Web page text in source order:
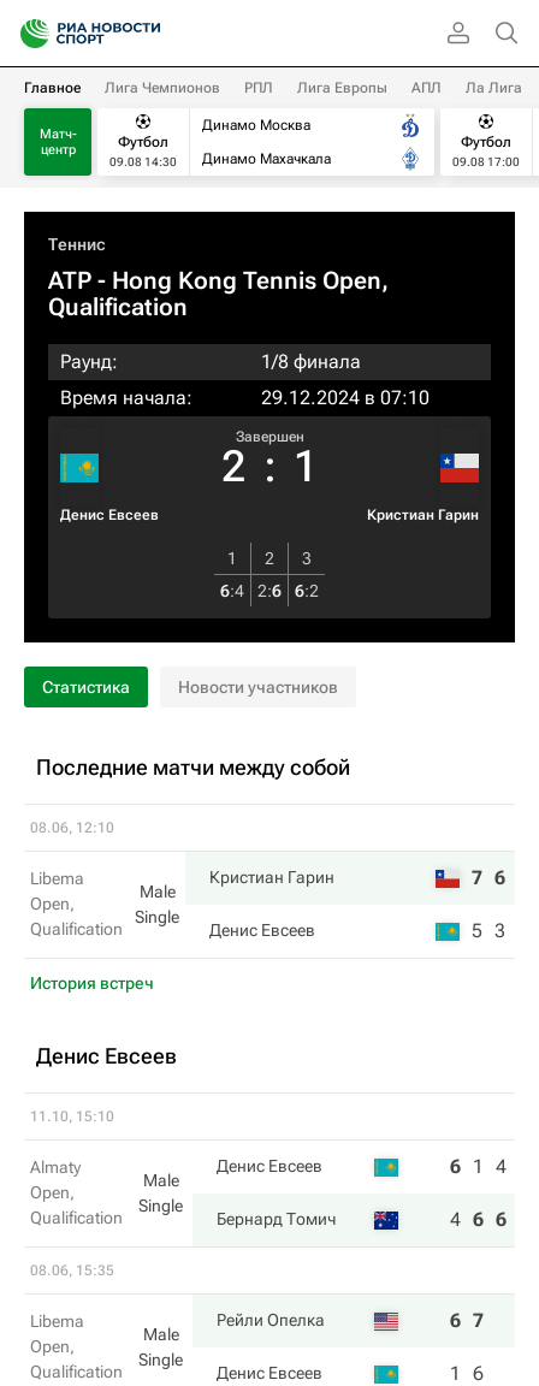
Главное Лига Чемпионов РПЛ Лига Европы АПЛ Ла Лига
Матч-
центр
Футбол
09.08 14:30
Динамо Москва
Динамо Махачкала
Футбол
09.08 17:00
Теннис
ATP - Hong Kong Tennis Open,
Qualification
Раунд:
1/8 финала
Время начала:
29.12.2024 в 07:10
Денис Евсеев
Завершен
2 : 1
Кристиан Гарин
1 2
3
6:4 2:6 6:2
Статистика Новости участников
Последние матчи между собой
08.06, 12:10
Libema
Open,
Qualification
Male
Single
Кристиан Гарин 7 6
Денис Евсеев 5 3
История встреч
Денис Евсеев
11.10, 15:10
Almaty
Open,
Qualification
Male
Single
Денис Евсеев 6 1 4
Бернард Томич 4 6 6
08.06, 15:35
Libema
Open,
Qualification
Male
Single
Рейли Опелка 6 7
Денис Евсеев 1 6